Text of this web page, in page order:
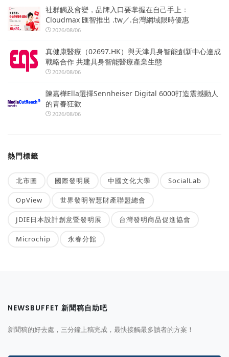
社群觸及會變，品牌入口要掌握在自己手上：
Cloudmax 匯智推出 .tw／.台灣網域限時優惠
2026/08/06
真健康醫療（02697.HK）與天津具身智能創新中心達成
戰略合作 共建具身智能醫療產業生態
2026/08/06
陳嘉樺Ella選擇Sennheiser Digital 6000打造震撼動人
的青春狂歡
2026/08/06
熱門標籤
北市圖 國際發明展 中國文化大學 SocialLab
OpView 世界發明智慧財產聯盟總會
JDIE日本設計創意暨發明展 台灣發明商品促進協會
Microchip 永春分館
NEWSBUFFET 新聞稿自助吧
新聞稿的好去處，三分鐘上稿完成，最快接觸最多讀者的方案！